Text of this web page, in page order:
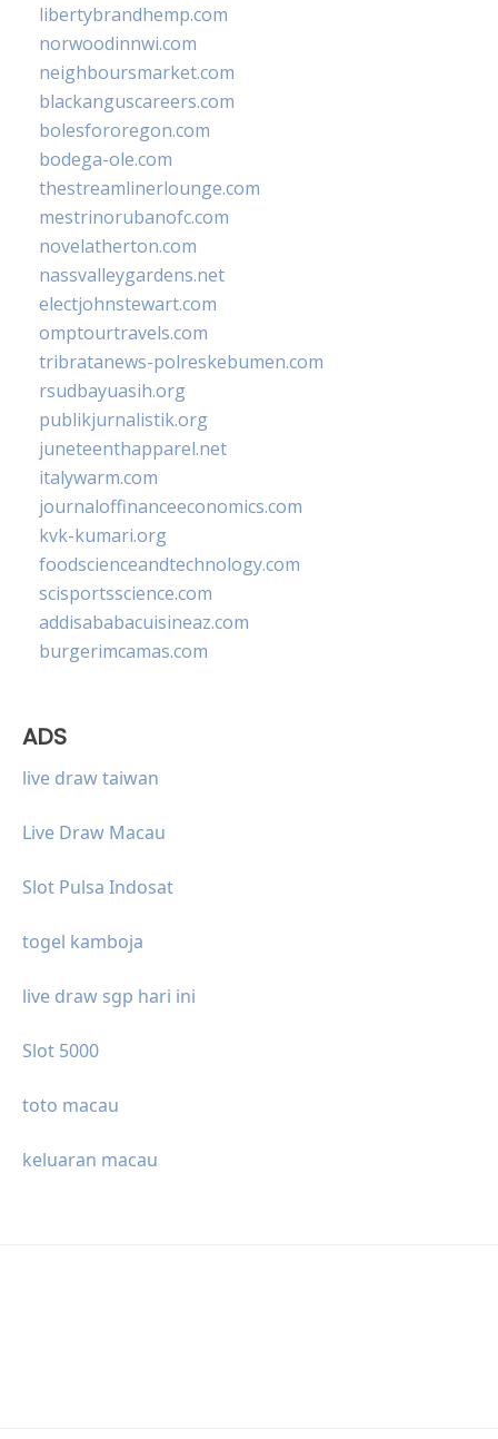
libertybrandhemp.com
norwoodinnwi.com
neighboursmarket.com
blackanguscareers.com
bolesfororegon.com
bodega-ole.com
thestreamlinerlounge.com
mestrinorubanofc.com
novelatherton.com
nassvalleygardens.net
electjohnstewart.com
omptourtravels.com
tribratanews-polreskebumen.com
rsudbayuasih.org
publikjurnalistik.org
juneteenthapparel.net
italywarm.com
journaloffinanceeconomics.com
kvk-kumari.org
foodscienceandtechnology.com
scisportsscience.com
addisababacuisineaz.com
burgerimcamas.com
ADS
live draw taiwan
Live Draw Macau
Slot Pulsa Indosat
togel kamboja
live draw sgp hari ini
Slot 5000
toto macau
keluaran macau